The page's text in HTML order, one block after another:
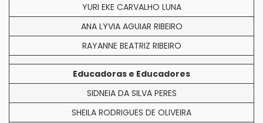
YURI EKE CARVALHO LUNA
ANA LYVIA AGUIAR RIBEIRO
RAYANNE BEATRIZ RIBEIRO
Educadoras e Educadores
SIDNEIA DA SILVA PERES
SHEILA RODRIGUES DE OLIVEIRA